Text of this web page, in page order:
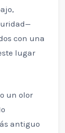
con una
lugar
un olor
antiguo